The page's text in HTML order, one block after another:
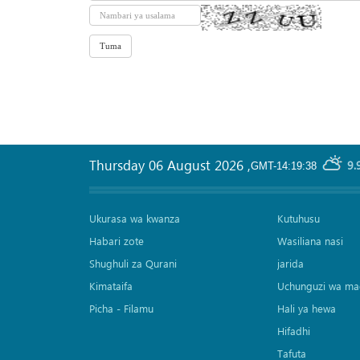
GMT-14:19:38
Thursday 06 August 2026 ,
Ukurasa wa kwanza
Habari zote
Shughuli za Qurani
Kimataifa
Picha‎ - Filamu‎
Kutuhusu
Wasiliana nasi
jarida
Uchunguzi wa
Hali ya hewa
Hifadhi
Tafuta